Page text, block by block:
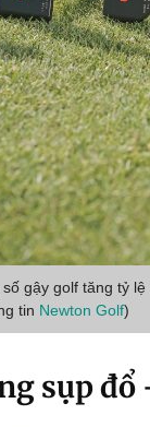
gậy golf tăng tỷ
tin Newton Golf)
sụp